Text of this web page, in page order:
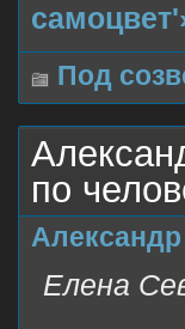
Под
по
Елена